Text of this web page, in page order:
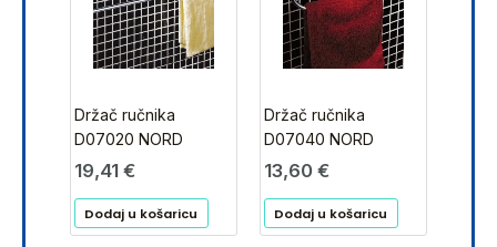
Držač ručnika
D07020 NORD
19,41 €
Dodaj u košaricu
Držač ručnika
D07040 NORD
13,60 €
Dodaj u košaricu